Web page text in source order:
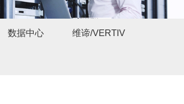
数据中心 维谛/VERTIV